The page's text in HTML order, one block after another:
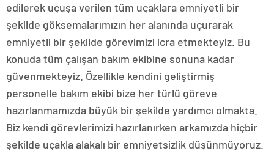
edilerek uçuşa verilen tüm uçaklara emniyetli bir
şekilde göksemalarımızın her alanında uçurarak
emniyetli bir şekilde görevimizi icra etmekteyiz. Bu
konuda tüm çalışan bakım ekibine sonuna kadar
güvenmekteyiz. Özellikle kendini geliştirmiş
personelle bakım ekibi bize her türlü göreve
hazırlanmamızda büyük bir şekilde yardımcı olmakta.
Biz kendi görevlerimizi hazırlanırken arkamızda hiçbir
şekilde uçakla alakalı bir emniyetsizlik düşünmüyoruz.